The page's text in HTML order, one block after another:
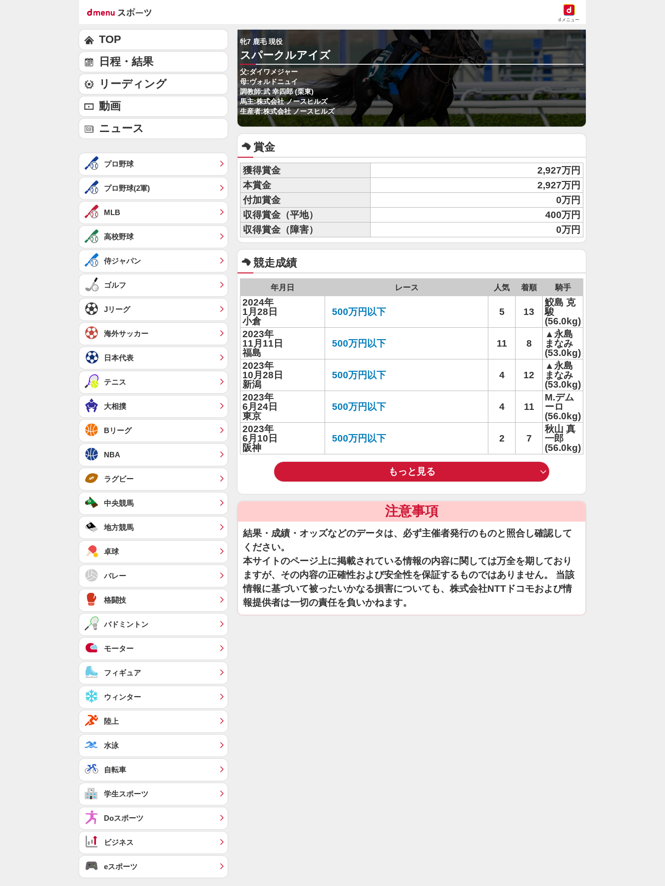
dメニュー
牝7 鹿毛 現役
スパークルアイズ
父:ダイワメジャー
母:ヴォルドニュイ
調教師:武 幸四郎 (栗東)
馬主:株式会社 ノースヒルズ
生産者:株式会社 ノースヒルズ
賞金
獲得賞金
2,927万円
本賞金
2,927万円
付加賞金
0万円
収得賞金（平地）
400万円
収得賞金（障害）
0万円
競走成績
年月日 レース 人気 着順 騎手
2024年
1月28日
小倉
500万円以下 5 13
鮫島 克
駿
(56.0kg)
2023年
11月11日
福島
500万円以下 11 8
▲永島
まなみ
(53.0kg)
2023年
10月28日
新潟
500万円以下 4 12
▲永島
まなみ
(53.0kg)
2023年
6月24日
東京
500万円以下 4 11
M.デム
ーロ
(56.0kg)
2023年
6月10日
阪神
500万円以下 2 7
秋山 真
一郎
(56.0kg)
もっと見る
注意事項
結果・成績・オッズなどのデータは、必ず主催者発行のものと照合し確認して
ください。
本サイトのページ上に掲載されている情報の内容に関しては万全を期しており
ますが、その内容の正確性および安全性を保証するものではありません。 当該
情報に基づいて被ったいかなる損害についても、株式会社NTTドコモおよび情
報提供者は一切の責任を負いかねます。
TOP
日程・結果
リーディング
動画
ニュース
プロ野球
プロ野球(2軍)
MLB
高校野球
侍ジャパン
ゴルフ
Jリーグ
海外サッカー
日本代表
テニス
大相撲
Bリーグ
NBA
ラグビー
中央競馬
地方競馬
卓球
バレー
格闘技
バドミントン
モーター
フィギュア
ウィンター
陸上
水泳
自転車
学生スポーツ
Doスポーツ
ビジネス
eスポーツ